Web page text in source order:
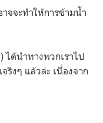
จจะทำให้การข้ามน้ำ
ได้นำทางพวกเราไป
ริงๆ แล้วล่ะ เนื่องจาก